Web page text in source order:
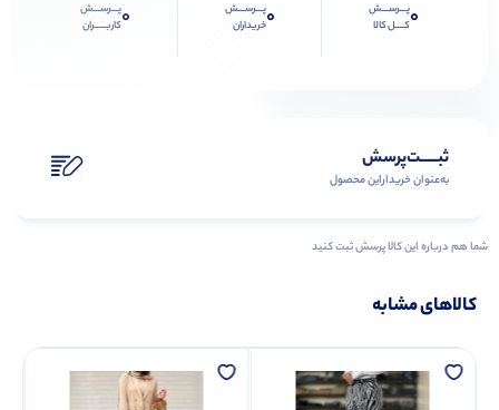
0پـــرســـش
کــــل کالا
0پـــرســـش
خریداران
0پـــرســـش
کاربـــــران
ثبـــــت‌پرسش
به‌عنوان ‌خریدار‌این‌ محصول
شما هم درباره این کالا پرسش ثبت کنید
کالاهای مشابه